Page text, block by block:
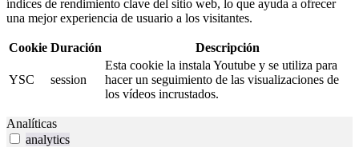
índices de rendimiento clave del sitio web, lo que ayuda a ofrecer
una mejor experiencia de usuario a los visitantes.
Cookie Duración Descripción
YSC session
Esta cookie la instala Youtube y se utiliza para
hacer un seguimiento de las visualizaciones de
los vídeos incrustados.
Analíticas
analytics